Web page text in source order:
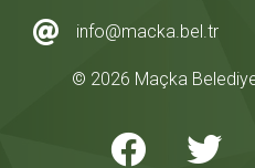
info@macka.bel.tr
© 2026 Maçka